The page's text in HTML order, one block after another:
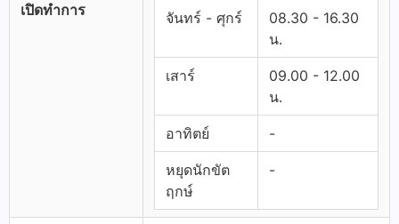
เปิดทำการ จันทร์ - ศุกร์
08.30 - 16.30
น.
เสาร์
09.00 - 12.00
น.
อาทิตย์ -
หยุดนักขัต
ฤกษ์
-